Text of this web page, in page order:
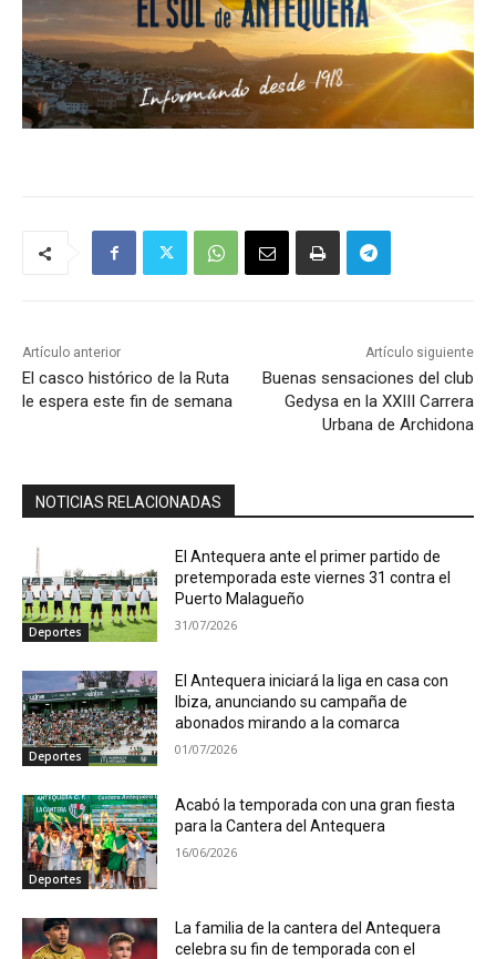
Artículo anterior
El casco histórico de la Ruta
le espera este fin de semana
Artículo siguiente
Buenas sensaciones del club
Gedysa en la XXIII Carrera
Urbana de Archidona
NOTICIAS RELACIONADAS
Deportes
El Antequera ante el primer partido de
pretemporada este viernes 31 contra el
Puerto Malagueño
31/07/2026
Deportes
El Antequera iniciará la liga en casa con
Ibiza, anunciando su campaña de
abonados mirando a la comarca
01/07/2026
Deportes
Acabó la temporada con una gran fiesta
para la Cantera del Antequera
16/06/2026
La familia de la cantera del Antequera
celebra su fin de temporada con el